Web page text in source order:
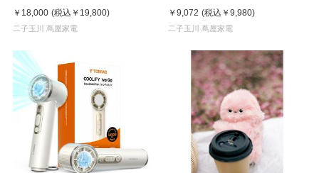
￥18,000 (税込 ￥19,800)
二子玉川 蔦屋家電
￥9,072 (税込 ￥9,980)
二子玉川 蔦屋家電